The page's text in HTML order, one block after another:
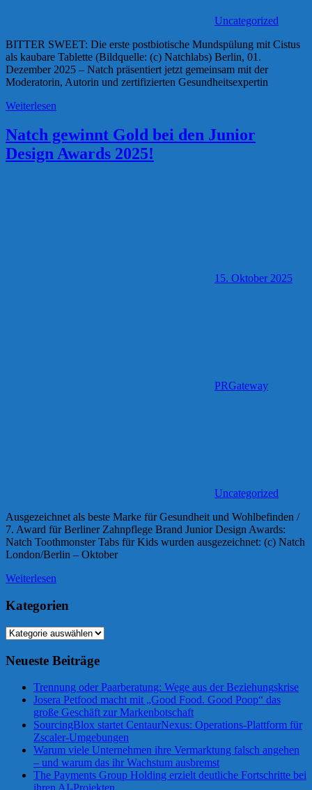
Uncategorized
BITTER SWEET: Die erste postbiotische Mundspülung mit Cistus
als kaubare Tablette (Bildquelle: (c) Natchlabs) Berlin, 01.
Dezember 2025 – Natch präsentiert jetzt gemeinsam mit der
Moderatorin, Autorin und zertifizierten Gesundheitsexpertin
Weiterlesen
Natch gewinnt Gold bei den Junior
Design Awards 2025!
15. Oktober 2025
PRGateway
Uncategorized
Ausgezeichnet als beste Marke für Gesundheit und Wohlbefinden /
7. Award für Berliner Zahnpflege Brand Junior Design Awards:
Natch Toothmonster Tabs für Kids wurden ausgezeichnet: (c) Natch
London/Berlin – Oktober
Weiterlesen
Kategorien
Kategorien
Neueste Beiträge
Trennung oder Paarberatung: Wege aus der Beziehungskrise
Josera Petfood macht mit „Good Food. Good Poop“ das
große Geschäft zur Markenbotschaft
SourcingBlox startet CentaurNexus: Operations-Plattform für
Zscaler-Umgebungen
Warum viele Unternehmen ihre Vermarktung falsch angehen
– und warum das ihr Wachstum ausbremst
The Payments Group Holding erzielt deutliche Fortschritte bei